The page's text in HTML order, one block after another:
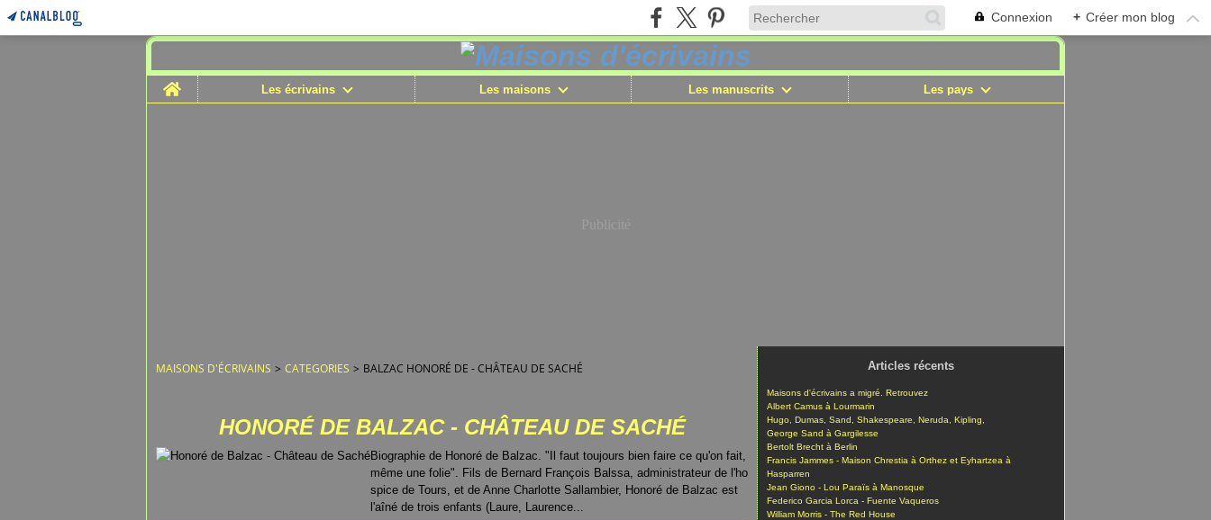
Connexion + Créer mon blog
Home
Les écrivains Les maisons Les manuscrits Les pays
MAISONS D'ÉCRIVAINS > CATEGORIES > BALZAC HONORÉ DE - CHÂTEAU DE SACHÉ
HONORÉ DE BALZAC - CHÂTEAU DE SACHÉ
Biographie de Honoré de Balzac. "Il faut toujours bien faire ce qu'on fait,
même une folie". Fils de Bernard François Balssa, administrateur de l'ho
spice de Tours, et de Anne Charlotte Sallambier, Honoré de Balzac est
l'aîné de trois enfants (Laure, Laurence...
Articles récents
Maisons d'écrivains a migré. Retrouvez
Albert Camus à Lourmarin
Hugo, Dumas, Sand, Shakespeare, Neruda, Kipling,
George Sand à Gargilesse
Bertolt Brecht à Berlin
Francis Jammes - Maison Chrestia à Orthez et Eyhartzea à
Hasparren
Jean Giono - Lou Paraïs à Manosque
Federico Garcia Lorca - Fuente Vaqueros
William Morris - The Red House